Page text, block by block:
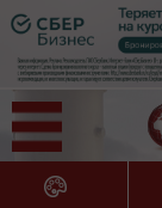
НОВОСТИ